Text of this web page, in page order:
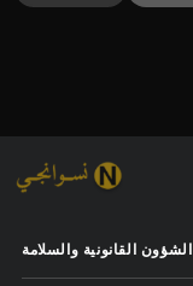
الشؤون القانونية والسلامة